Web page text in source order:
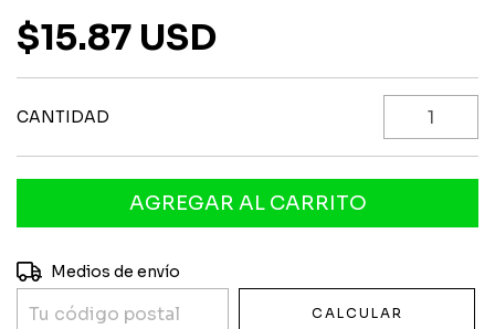
$15.87 USD
CANTIDAD
Entregas para el CP:
Medios de envío
CALCULAR